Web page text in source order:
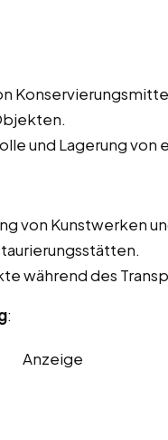
und Lagerung
von Kunstwerken
während des
:
Anzeige